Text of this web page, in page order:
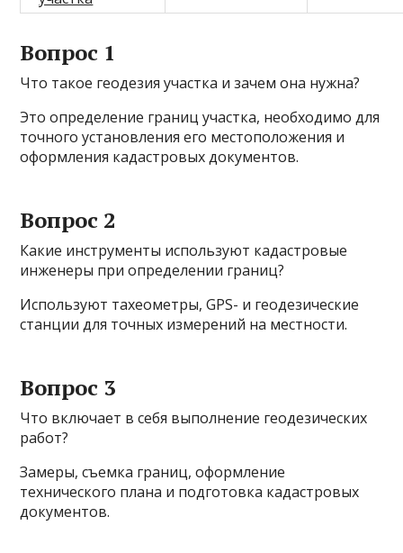
Вопрос 1
Что такое геодезия участка и зачем она нужна?
Это определение границ участка, необходимо для
точного установления его местоположения и
оформления кадастровых документов.
Вопрос 2
Какие инструменты используют кадастровые
инженеры при определении границ?
Используют тахеометры, GPS- и геодезические
станции для точных измерений на местности.
Вопрос 3
Что включает в себя выполнение геодезических
работ?
Замеры, съемка границ, оформление
технического плана и подготовка кадастровых
документов.